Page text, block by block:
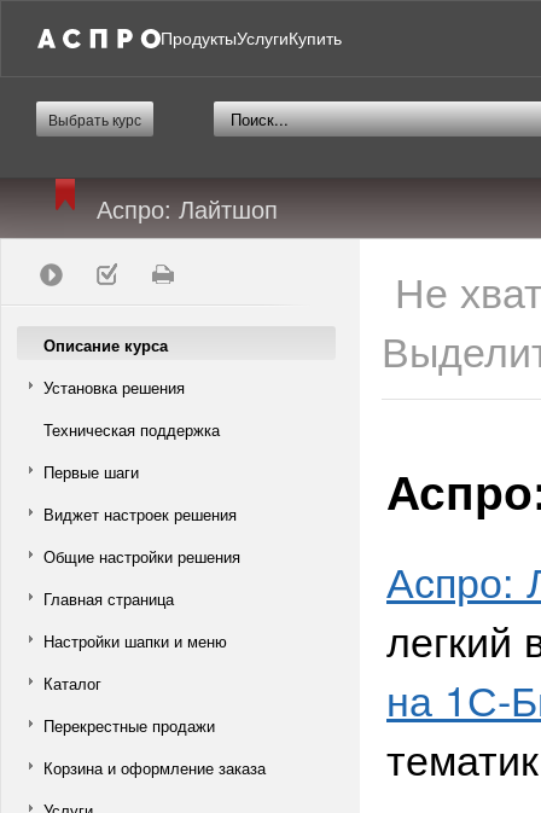
ПродуктыУслугиКупить
Выбрать курс
Аспро: Лайтшоп
Описание курса
Установка решения
Техническая поддержка
Первые шаги
Виджет настроек решения
Общие настройки решения
Главная страница
Настройки шапки и меню
Каталог
Перекрестные продажи
Корзина и оформление заказа
Не
Аспро:
легкий
на 1С-